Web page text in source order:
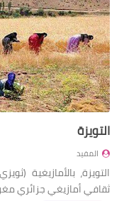
التويزة
المفيد
التويزة، بالأمازيغية
ثقافي أمازيغي جزائري